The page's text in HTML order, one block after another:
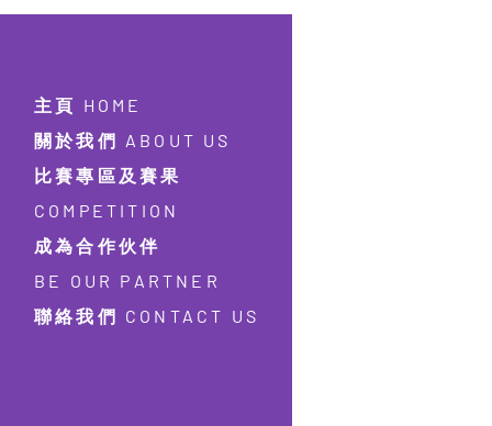
主頁 HOME
關於我們 ABOUT US
比賽專區及賽果
COMPETITION
成為合作伙伴
BE OUR PARTNER
聯絡我們 CONTACT US